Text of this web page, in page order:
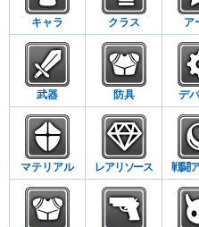
キャラ クラス ア
武器 防具 デ
マテリアル レアリソース 戦闘